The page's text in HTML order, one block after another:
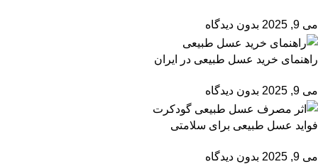
می 9, 2025 بدون دیدگاه
راهنمای خرید عسل طبیعی در ایران
می 9, 2025 بدون دیدگاه
فواید عسل طبیعی برای سلامتی
می 9, 2025 بدون دیدگاه